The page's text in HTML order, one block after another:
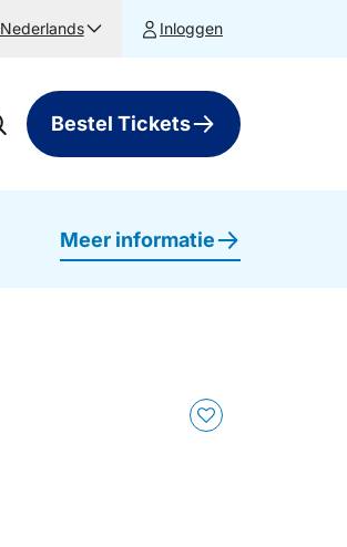
Nederlands Inloggen
Bestel Tickets
Meer informatie